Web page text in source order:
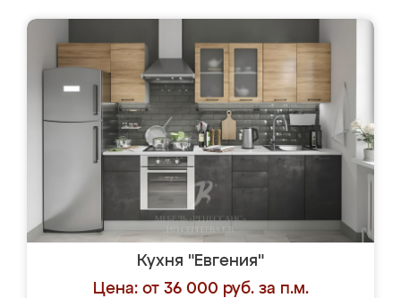
Кухня "Евгения"
Цена: от 36 000 руб. за п.м.